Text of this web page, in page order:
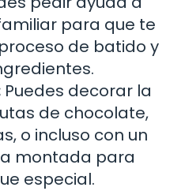
para que te
de batido y
Puedes decorar la
de chocolate,
o incluso con un
montada para
especial.